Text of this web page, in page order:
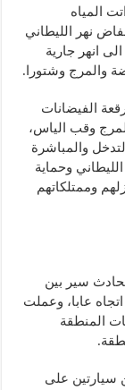
المياه
نهر الليطاني
انهر جارية
والمرج وشتورا.
الفيضانات
وقب الياس،
والمباشرة
وحماية
وممتلكاتهم
الجوية سقط 4 جرحى بحادث سير بين
عابا، وعملت
المنطقة
سيارتين على